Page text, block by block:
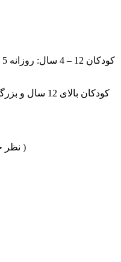
( نظر خود درباره این محصول را ثبت نمایید )